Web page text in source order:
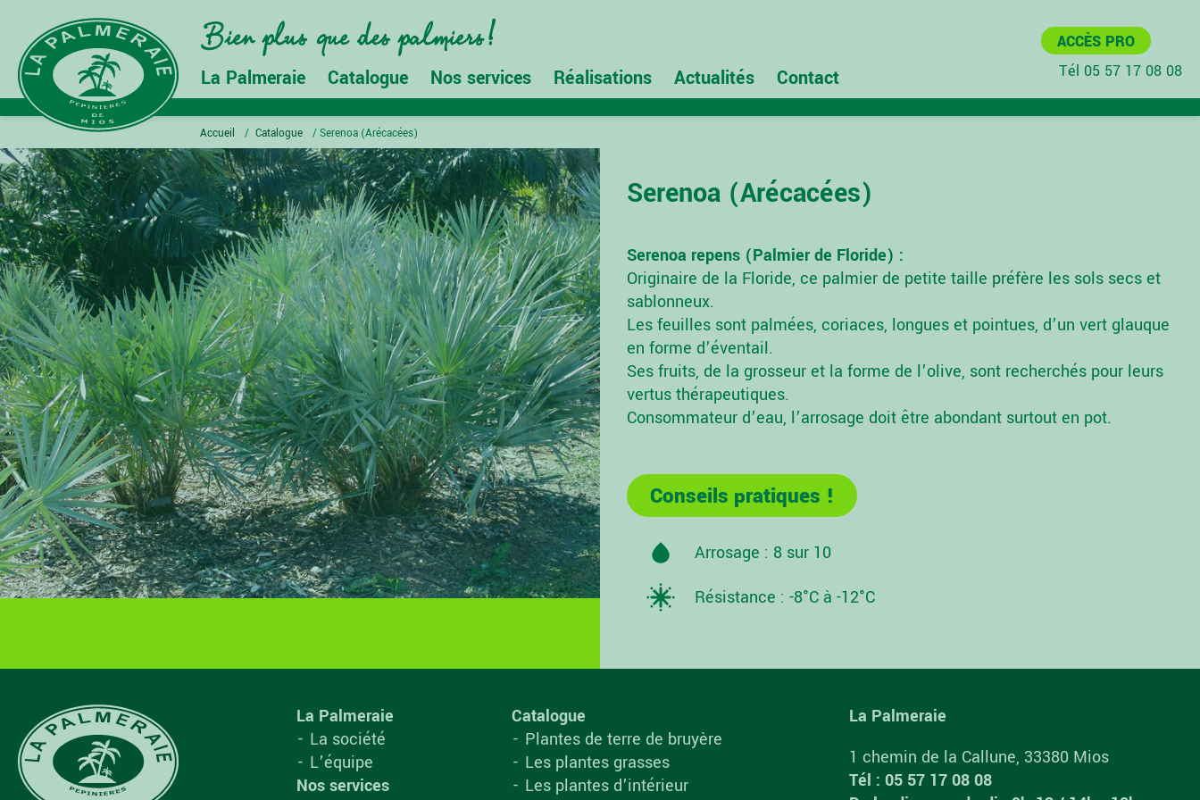
La Palmeraie Catalogue Nos services Réalisations Actualités Contact
ACCÈS PRO
Tél 05 57 17 08 08
Accueil / Catalogue /Serenoa (Arécacées)
Serenoa (Arécacées)
Serenoa repens (Palmier de Floride) :
Originaire de la Floride, ce palmier de petite taille préfère les sols secs et
sablonneux.
Les feuilles sont palmées, coriaces, longues et pointues, d’un vert glauque
en forme d’éventail.
Ses fruits, de la grosseur et la forme de l’olive, sont recherchés pour leurs
vertus thérapeutiques.
Consommateur d’eau, l’arrosage doit être abondant surtout en pot.
Conseils pratiques !
Arrosage : 8 sur 10
Résistance : -8°C à -12°C
La Palmeraie
La société
L’équipe
Nos services
Catalogue
Plantes de terre de bruyère
Les plantes grasses
Les plantes d’intérieur
La Palmeraie
1 chemin de la Callune, 33380 Mios
Tél : 05 57 17 08 08